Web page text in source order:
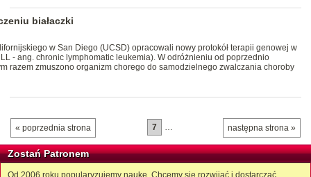
białaczki
w San Diego (UCSD) opracowali nowy protokół terapii genowej w
- ang. chronic lymphomatic leukemia). W odróżnieniu od poprzednio
razem zmuszono organizm chorego do samodzielnego zwalczania choroby
« poprzednia strona następna strona »
7 …
Zostań Patronem